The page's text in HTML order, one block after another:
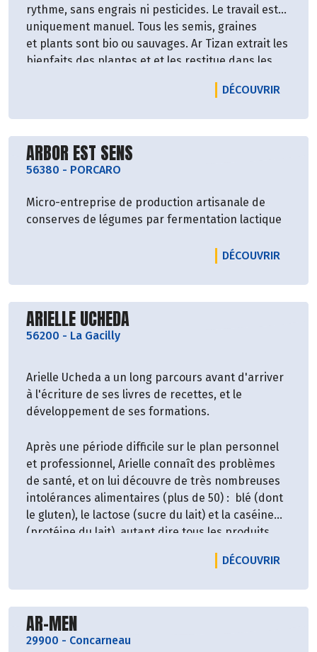
rythme, sans engrais ni pesticides. Le travail est
uniquement manuel. Tous les semis, graines
et plants sont bio ou sauvages. Ar Tizan extrait les
bienfaits des plantes et et les restitue dans les
DÉCOUVRIR
Découvrir le producteur
ARBOR EST SENS
56380 - PORCARO
Micro-entreprise de production artisanale de
conserves de légumes par fermentation lactique
DÉCOUVRIR
Découvrir le producteur
ARIELLE UCHEDA
56200 - La Gacilly
Arielle Ucheda a un long parcours avant d'arriver
à l'écriture de ses livres de recettes, et le
développement de ses formations.
Après une période difficile sur le plan personnel
et professionnel, Arielle connaît des problèmes
de santé, et on lui découvre de très nombreuses
intolérances alimentaires (plus de 50) : blé (dont
le gluten), le lactose (sucre du lait) et la caséine
(protéine du lait), autant dire tous les produits
l’huile d’olive), l’aubergine, les fraises, pommes,
commerce sont à base de maïs ou de fécule de
pomme de terre), le thé, les champignons, les
DÉCOUVRIR
Découvrir le producteur
AR-MEN
29900 - Concarneau